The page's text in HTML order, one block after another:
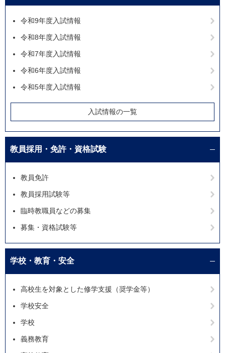
令和9年度入試情報
令和8年度入試情報
令和7年度入試情報
令和6年度入試情報
令和5年度入試情報
入試情報の一覧
教員採用・免許・資格試験
教員免許
教員採用試験等
臨時教職員などの募集
募集・資格試験等
学校・教育・安全
高校生を対象とした修学支援（奨学金等）
学校安全
学校
義務教育